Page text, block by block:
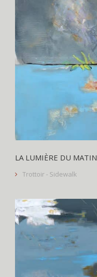
LA LUMIÈRE DU MATIN
Trottoir - Sidewalk